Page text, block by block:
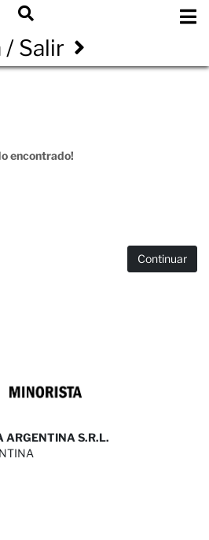
/ Salir
encontrado!
Continuar
ARGENTINA S.R.L.